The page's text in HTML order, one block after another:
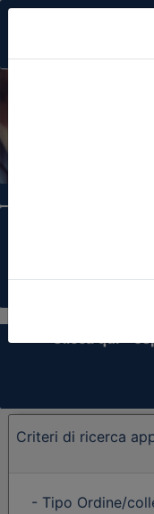
Clicca qui -
Criteri di ricerca
- Tipo Ordine/